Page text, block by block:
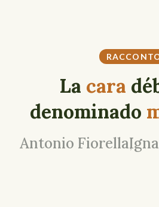
La cara
denominado
Antonio Fiorella